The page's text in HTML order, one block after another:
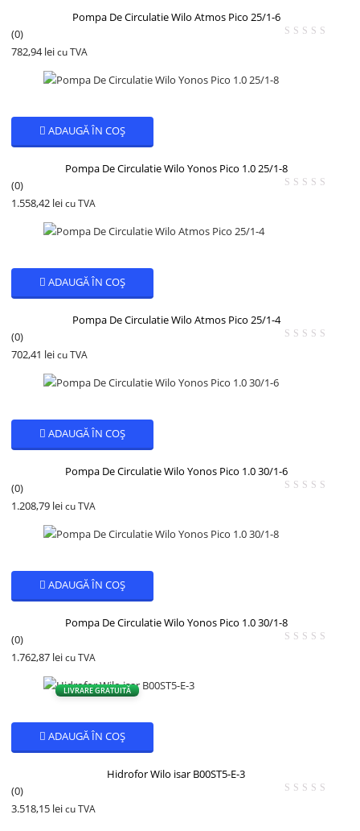
Pompa De Circulatie Wilo Atmos Pico 25/1-6
(0)
782,94lei cu TVA
ADAUGĂ ÎN COȘ
Pompa De Circulatie Wilo Yonos Pico 1.0 25/1-8
(0)
1.558,42 lei cu TVA
ADAUGĂ ÎN COȘ
Pompa De Circulatie Wilo Atmos Pico 25/1-4
(0)
702,41 lei cu TVA
ADAUGĂ ÎN COȘ
Pompa De Circulatie Wilo Yonos Pico 1.0 30/1-6
(0)
1.208,79 lei cu TVA
ADAUGĂ ÎN COȘ
Pompa De Circulatie Wilo Yonos Pico 1.0 30/1-8
(0)
1.762,87 lei cu TVA
LIVRARE GRATUITĂ
ADAUGĂ ÎN COȘ
Hidrofor Wilo isar B00ST5-E-3
(0)
3.518,15 lei cu TVA